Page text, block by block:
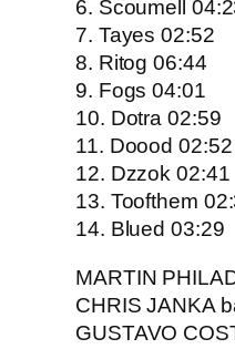
g
H
e
a
d
–
I
n
g
a
m
6. Scoumell
7. Tayes 02:52
8. Ritog 06:44
9. Fogs 04:01
10. Dotra 02:59
11. Doood 02:52
12. Dzzok 02:41
13. Toofthem
14. Blued 03:29
MARTIN
CHRIS JANKA
GUSTAVO